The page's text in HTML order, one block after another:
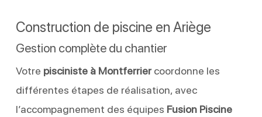
Construction de piscine en Ariège
Gestion complète du chantier
Votre pisciniste à Montferriercoordonne les
différentes étapes de réalisation, avec
l’accompagnement des équipes Fusion Piscine